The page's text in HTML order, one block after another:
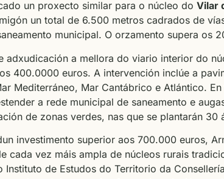
un proxecto similar para o núcleo do Vilar
un total de 6.500 metros cadrados de
municipal. O orzamento supera os
adxudicación a mellora do viario interior do
400.0000 euros. A intervención inclúe a
Mediterráneo, Mar Cantábrico e Atlántico.
a rede municipal de saneamento e
de zonas verdes, nas que se plantarán 30
investimento superior aos 700.000 euros,
cada vez máis ampla de núcleos rurais
Instituto de Estudos do Territorio da